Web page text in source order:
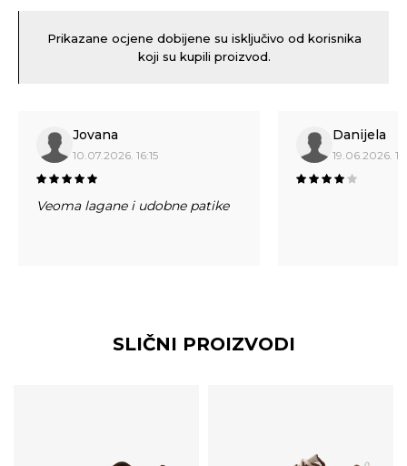
Prikazane ocjene dobijene su isključivo od korisnika
koji su kupili proizvod.
Jovana
10.07.2026. 16:15
Veoma lagane i udobne patike
Danijela
19.06.2026.
SLIČNI PROIZVODI